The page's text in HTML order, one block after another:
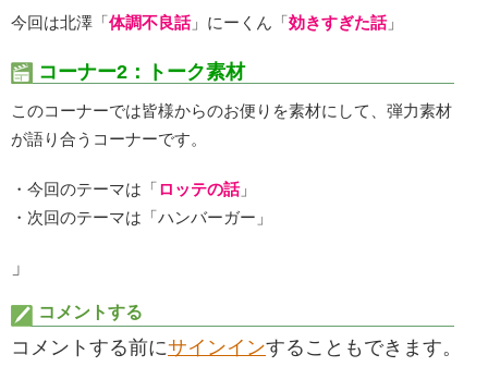
今回は北澤「体調不良話」にーくん「効きすぎた話」
コーナー2：トーク素材
このコーナーでは皆様からのお便りを素材にして、弾力素材
が語り合うコーナーです。
・今回のテーマは「ロッテの話」
・次回のテーマは「ハンバーガー」
」
コメントする
コメントする前にサインインすることもできます。